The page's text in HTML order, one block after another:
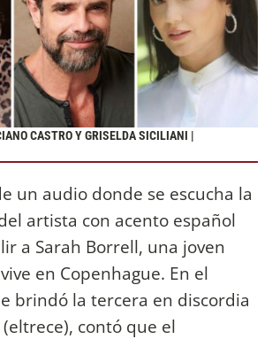
CASTRO Y GRISELDA SICILIANI |
un audio donde se escucha la
artista con acento español
a Sarah Borrell, una joven
en Copenhague. En el
brindó la tercera en discordia
contó que el